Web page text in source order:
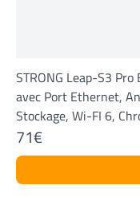
STRONG Leap-S3
avec Port Ethernet,
Stockage, Wi-FI 6,
Vocal, Dolby Atmos &
71€